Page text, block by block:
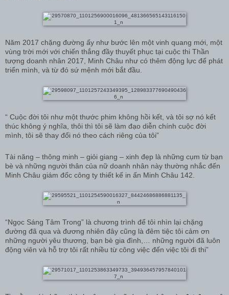
Năm 2017 chặng đường ấy như bước lên một vinh quang mới, một
vùng trời mới với chiến thắng đầy thuyết phục tại cuộc thi Thần
tượng doanh nhân 2017, Minh Châu như có thêm động lực để phát
triển mình, và từ đó sứ mệnh mới bắt đầu.
“ Cuộc đời tôi như một thước phim không hồi kết, và tôi sợ nó kết
thúc không ý nghĩa, thôi thì tôi sẽ làm đạo diễn chính cuộc đời
mình, tôi sẽ thay đổi nó theo cách riêng của tôi”
Tài năng – thông minh – giỏi giang – xinh đẹp là những cụm từ bạn
bè và những người thân của nữ doanh nhân này thường nhắc đến
Minh Châu giám đốc công ty thiết kế in ấn Minh Châu 142.
“Ngọc Sáng Tâm Trong” là chương trình để tôi nhìn lại chặng
đường đã qua và đương nhiên đây cũng là đêm tiệc tôi cảm ơn
những người yêu thương, bạn bè gia đình,… những người đã luôn
động viên và hỗ trợ tôi rất nhiều từ công việc đến việc tôi đi thi”